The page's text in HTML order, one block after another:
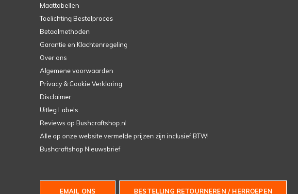
Maattabellen
Toelichting Bestelproces
Betaalmethoden
Garantie en Klachtenregeling
Over ons
Algemene voorwaarden
Privacy & Cookie Verklaring
Disclaimer
Uitleg Labels
Reviews op Bushcraftshop.nl
Alle op onze website vermelde prijzen zijn inclusief BTW!
Bushcraftshop Nieuwsbrief
EMAIL ONS BESTELLING RETOURNEREN / HERROEPEN